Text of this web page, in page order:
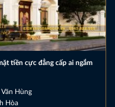
tiền cực đẳng cấp ai ngắm
Hùng
Hòa